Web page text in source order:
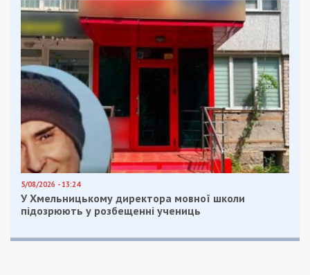
році) вартістю 734 тис. грн, а ще квартира в ОАЕ
(78 м², набута у 2023 році) вартістю 13,34 млн
грн. Ще в неї є незавершена квартира в ОАЕ (117
м²), але її вартість не вказана.
Єдиним транспортним засобом, вказаним у
декларації, є автомобіль Nissan X-Terra (2023),
набутий у травні 2024 року за 1,17 млн грн.
Автомобіль зареєстрований на дружину.
Загальний дохід сім’ї Балануци за звітний період
становить близько 17,2 млн грн, з яких лише 1,2
млн грн припадає на Олександра Балануцу, а
решта — на його дружину. Чоловік отримав від
МЗС 514 тис. гривень та ще 636 тис. гривень
МОУ Балануца отримав ще 663 тис. гривень.